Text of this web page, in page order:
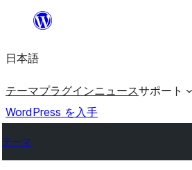
を
ッ
プ
日本語
テーマプラグインニュースサポート
WordPress を入手
テーマ